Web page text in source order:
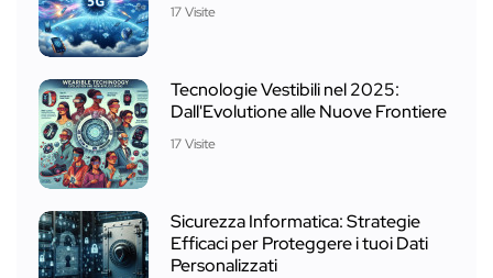
17 Visite
Tecnologie Vestibili nel 2025:
Dall'Evolutione alle Nuove Frontiere
17 Visite
Sicurezza Informatica: Strategie
Efficaci per Proteggere i tuoi Dati
Personalizzati